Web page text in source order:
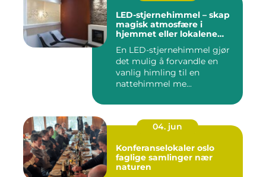
LED-stjernehimmel – skap
magisk atmosfære i
hjemmet eller lokalene
En LED-stjernehimmel gjør
det mulig å forvandle en
vanlig himling til en
nattehimmel me...
04. jun
Konferanselokaler oslo
faglige samlinger nær
naturen